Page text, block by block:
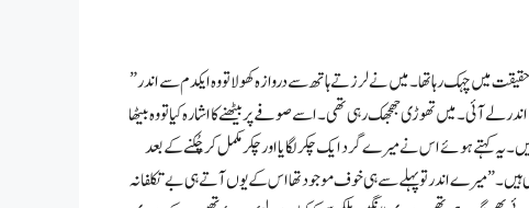
” حضور اور کون ہوگا ۔ آپ کا خادم ہوں جسے آپ نے ابھی فون کر کے بھلایا ہے۔” وہ حقیقت میں چہک رہا تھا۔ میں نے لرزتے ہاتھ سے دروازہ کھولا تو وہ ایکدم سے اندر
آئی۔ میں تھوڑی جھجھک رہی تھی۔ اسے صوفے پر بیٹھنے کا اشارہ کیا تو وہ بیٹھا
یہ کہتے ہوئے اس نے میرے گرد ایک چکر لگایا اور چکر مکمل کر چُکنے کے بعد
میرے اندر تو پہلے سے ہی خوف موجود تھا اس کے یوں آتے ہی بے تکلفانہ